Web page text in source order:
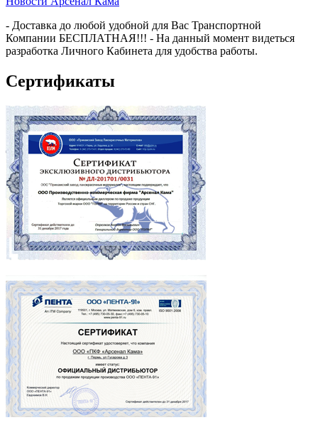
- Доставка до любой удобной для Вас Транспортной
Компании БЕСПЛАТНАЯ!!! - На данный момент видеться
разработка Личного Кабинета для удобства работы.
Сертификаты